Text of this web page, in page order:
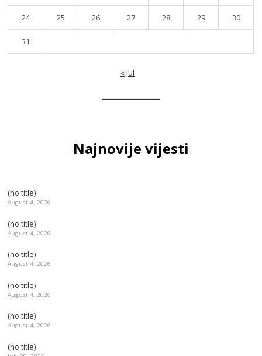
24 25 26 27 28 29 30
31
« Jul
Najnovije vijesti
(no title)
August 4, 2026
(no title)
August 4, 2026
(no title)
August 4, 2026
(no title)
August 4, 2026
(no title)
August 4, 2026
(no title)